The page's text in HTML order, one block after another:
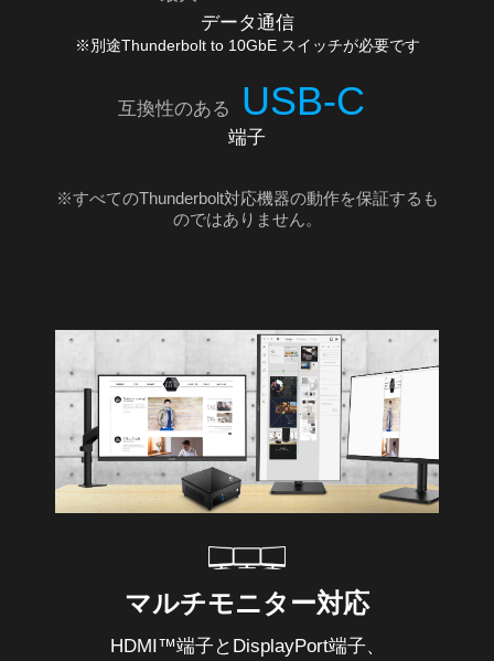
データ通信
※別途Thunderbolt to 10GbE スイッチが必要です
互換性のある USB-C
端子
※すべてのThunderbolt対応機器の動作を保証するも
のではありません。
マルチモニター対応
HDMI™端子とDisplayPort端子、